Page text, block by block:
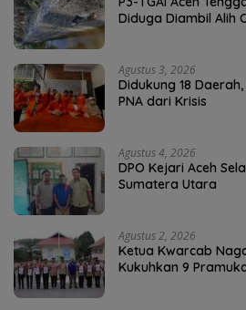
Diduga Diambil Alih
Agustus 3, 2026
Didukung 18
PNA dari Krisis
Agustus 4, 2026
DPO Kejari Aceh
Sumatera Utara
Agustus 2, 2026
Ketua Kwarcab
Kukuhkan 9